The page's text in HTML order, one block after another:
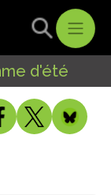
d'été